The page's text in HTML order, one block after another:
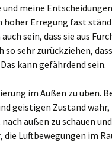
meine
Erregung fast
sein, dass sie aus
sehr zurückziehen,
kann gefährdend sein.
im Außen zu üben.
geistigen Zustand
außen zu schauen
Luftbewegungen im